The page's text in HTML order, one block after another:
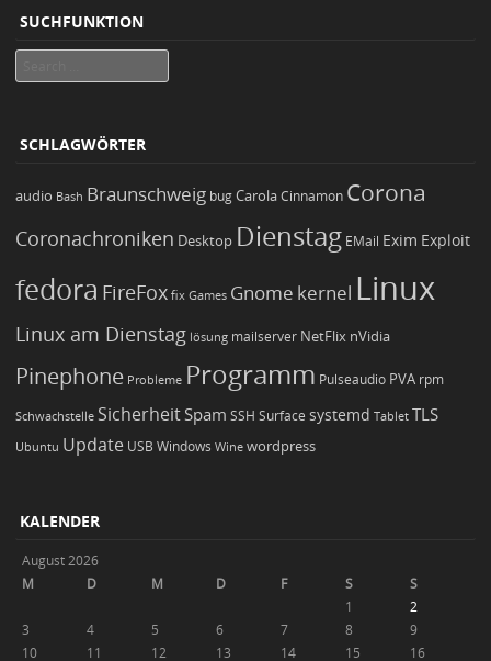
SUCHFUNKTION
SCHLAGWÖRTER
audio Bash Braunschweig bugCarola Cinnamon Corona
Coronachroniken Desktop Dienstag EMail Exim Exploit
fedora FireFox fix Games Gnome kernel Linux
Linux am Dienstag lösung mailserver NetFlix nVidia
Pinephone Probleme Programm Pulseaudio PVA rpm
Schwachstelle Sicherheit Spam SSH Surface systemd Tablet TLS
Ubuntu Update USB Windows Wine wordpress
KALENDER
August 2026
M
D M D F S
S
1
2
3
4 5 6 7 8
9
10
11 12 13 14 15 16